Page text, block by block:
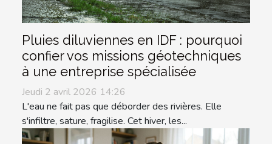
Pluies diluviennes en IDF : pourquoi
confier vos missions géotechniques
à une entreprise spécialisée
Jeudi 2 avril 2026 14:26
L'eau ne fait pas que déborder des rivières. Elle
s'infiltre, sature, fragilise. Cet hiver, les...